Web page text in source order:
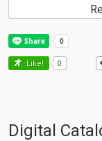
Like! 0
Digital